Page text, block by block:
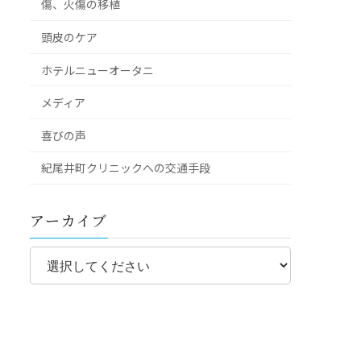
傷、火傷の移植
頭皮のケア
ホテルニューオータニ
メディア
喜びの声
紀尾井町クリニックへの交通手段
アーカイブ